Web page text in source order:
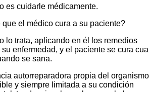
es cuidarle médicamente.
el médico cura a su paciente?
lo trata, aplicando en él los remedios
enfermedad, y el paciente se cura
se sana.
autorreparadora propia del organismo
y siempre limitada a su condición